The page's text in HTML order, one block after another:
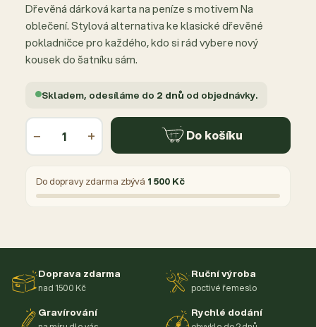
Dřevěná dárková karta na peníze s motivem Na
oblečení. Stylová alternativa ke klasické dřevěné
pokladničce pro každého, kdo si rád vybere nový
kousek do šatníku sám.
Skladem, odesíláme do 2 dnů od objednávky.
− + Do košíku
Do dopravy zdarma zbývá 1 500 Kč
Doprava zdarma
nad 1500 Kč
Ruční výroba
poctivé řemeslo
Gravírování Rychlé dodání